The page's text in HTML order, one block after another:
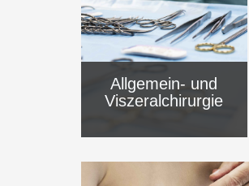
Allgemein- und
Viszeralchirurgie